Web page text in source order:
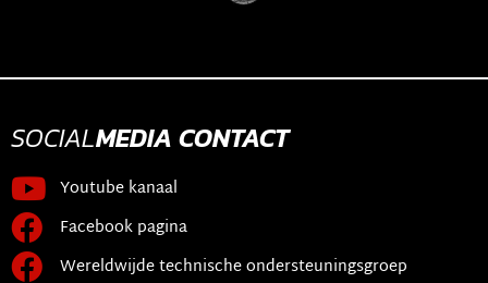
SOCIALMEDIA CONTACT
Youtube kanaal
Facebook pagina
Wereldwijde technische ondersteuningsgroep